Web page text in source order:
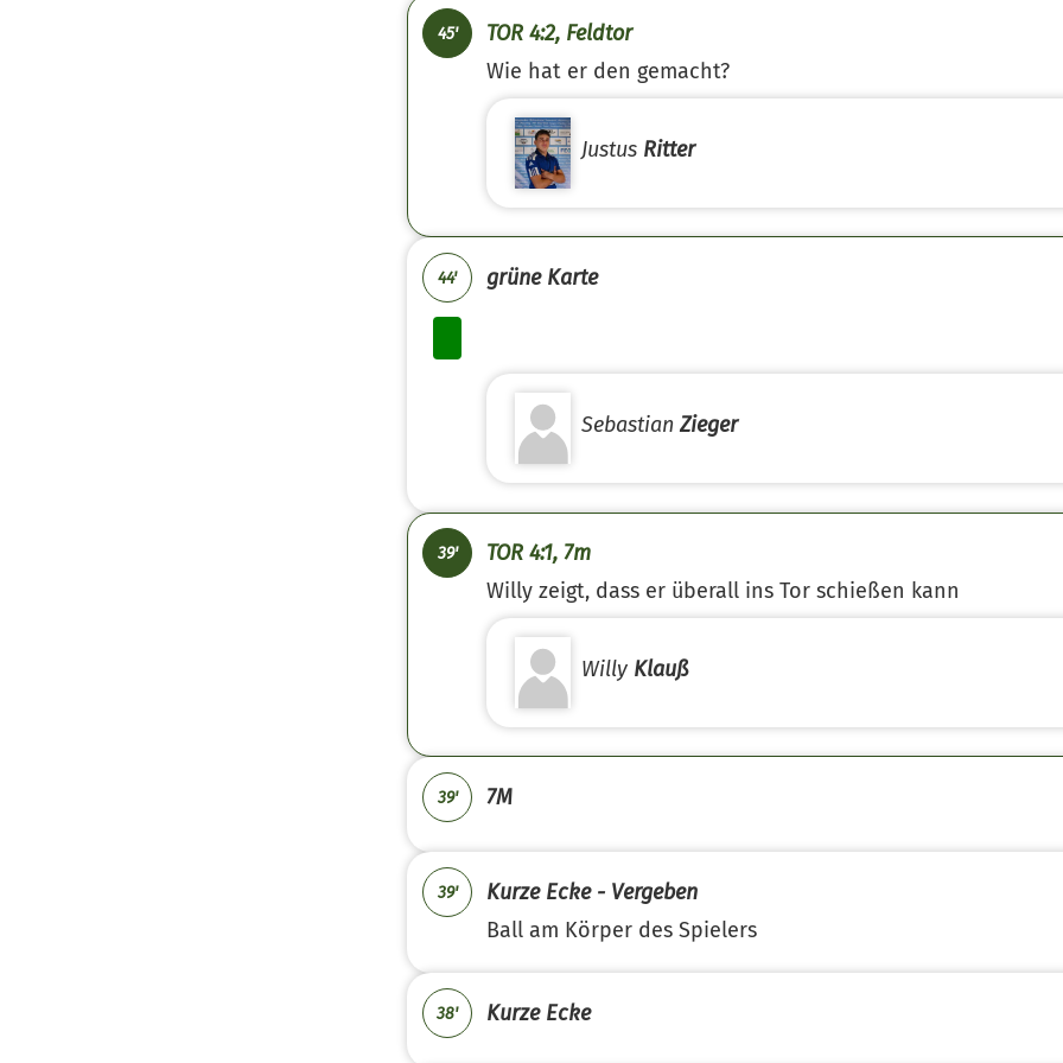
45'
TOR 4:2, Feldtor
Wie hat er den gemacht?
Justus Ritter
44' grüne Karte
SebastianZieger
39'
TOR 4:1, 7m
Willy zeigt, dass er überall ins Tor schießen kann
Willy Klauß
39' 7M
39'
Kurze Ecke - Vergeben
Ball am Körper des Spielers
38' Kurze Ecke